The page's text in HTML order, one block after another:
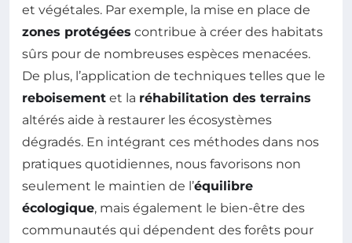
et végétales. Par exemple, la mise en place de
zones protégées contribue à créer des habitats
sûrs pour de nombreuses espèces menacées.
De plus, l’application de techniques telles que le
reboisement et la réhabilitation des terrains
altérés aide à restaurer les écosystèmes
dégradés. En intégrant ces méthodes dans nos
pratiques quotidiennes, nous favorisons non
seulement le maintien de l’équilibre
écologique, mais également le bien-être des
communautés qui dépendent des forêts pour